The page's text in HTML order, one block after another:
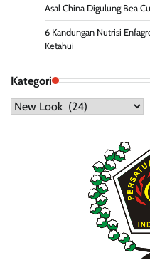
Asal China Digulung Bea
6 Kandungan Nutrisi
Ketahui
Kategori
Kategori